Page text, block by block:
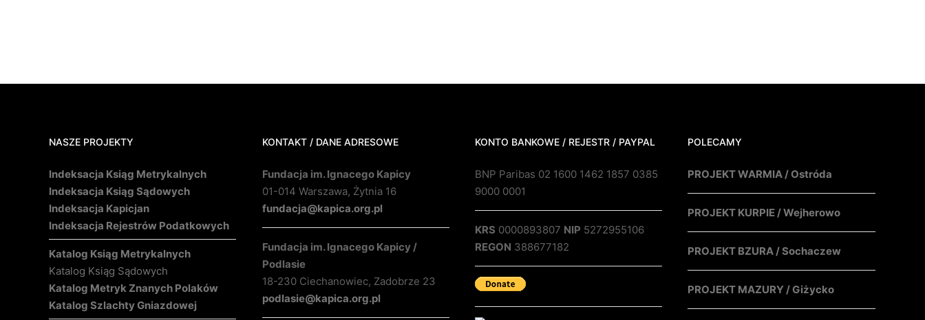
NASZE PROJEKTY
Indeksacja Ksiąg Metrykalnych
Indeksacja Ksiąg Sądowych
Indeksacja Kapicjan
Indeksacja Rejestrów Podatkowych
Katalog Ksiąg Metrykalnych
Katalog Ksiąg Sądowych
Katalog Metryk Znanych Polaków
Katalog Szlachty Gniazdowej
KONTAKT / DANE ADRESOWE
Fundacja im. Ignacego Kapicy
01-014 Warszawa, Żytnia 16
fundacja@kapica.org.pl
Fundacja im. Ignacego Kapicy /
Podlasie
18-230 Ciechanowiec, Zadobrze 23
podlasie@kapica.org.pl
KONTO BANKOWE / REJESTR / PAYPAL
BNP Paribas 02 1600 1462 1857 0385
9000 0001
KRS 0000893807 NIP 5272955106
REGON 388677182
POLECAMY
PROJEKT WARMIA / Ostróda
PROJEKT KURPIE / Wejherowo
PROJEKT BZURA / Sochaczew
PROJEKT MAZURY / Giżycko